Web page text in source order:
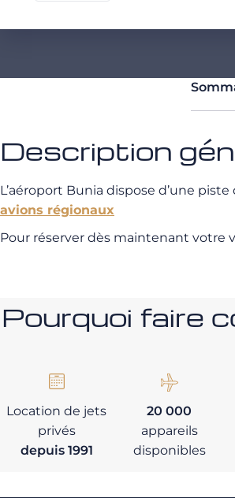
Description
L’aéroport Bunia dispose d’une
avions régionaux
Pour réserver dès maintenant votre
Pourquoi faire
Location de jets
privés
depuis 1991
20 000
appareils
disponibles